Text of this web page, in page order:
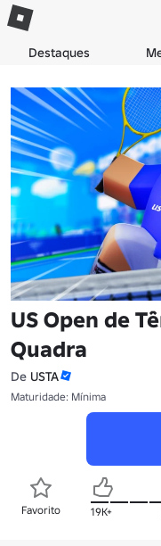
Destaques
US Open de
Quadra
De USTA
Maturidade: Mínima
Favorito 19K+